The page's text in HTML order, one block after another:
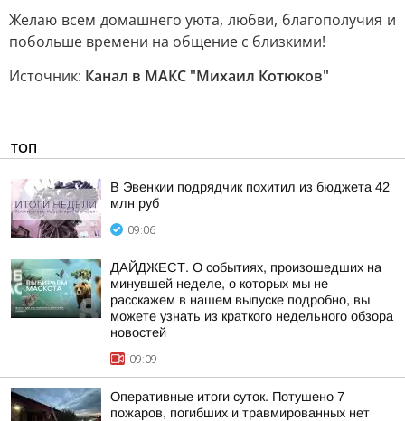
Желаю всем домашнего уюта, любви, благополучия и
побольше времени на общение с близкими!
Источник: Канал в МАКС "Михаил Котюков"
ТОП
В Эвенкии подрядчик похитил из бюджета 42
млн руб
09:06
ДАЙДЖЕСТ. О событиях, произошедших на
минувшей неделе, о которых мы не
расскажем в нашем выпуске подробно, вы
можете узнать из краткого недельного обзора
новостей
09:09
Оперативные итоги суток. Потушено 7
пожаров, погибших и травмированных нет